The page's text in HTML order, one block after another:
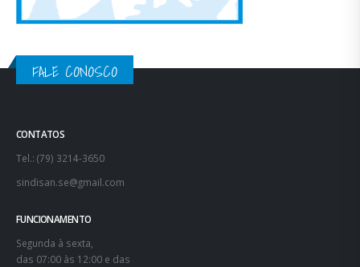
FALE CONOSCO
CONTATOS
Tel.: (79) 3214-3650
sindisan.se@gmail.com
FUNCIONAMENTO
Segunda à sexta,
das 07:00 às 12:00 e das